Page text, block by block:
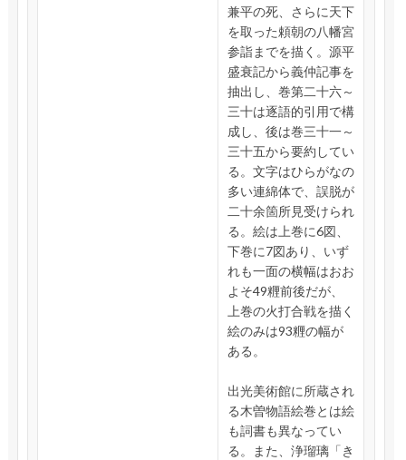
兼平の死、さらに天下
を取った頼朝の八幡宮
参詣までを描く。源平
盛衰記から義仲記事を
抽出し、巻第二十六～
三十は逐語的引用で構
成し、後は巻三十一～
三十五から要約してい
る。文字はひらがなの
多い連綿体で、誤脱が
二十余箇所見受けられ
る。絵は上巻に6図、
下巻に7図あり、いず
れも一面の横幅はおお
よそ49糎前後だが、
上巻の火打合戦を描く
絵のみは93糎の幅が
ある。
出光美術館に所蔵され
る木曽物語絵巻とは絵
も詞書も異なってい
る。また、浄瑠璃「き